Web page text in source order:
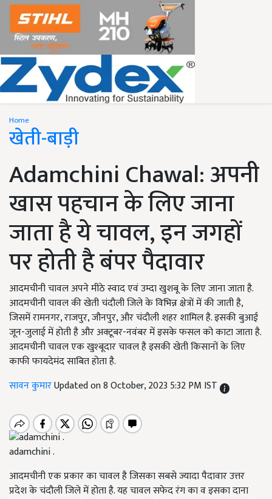
Home
खेती-बाड़ी
Adamchini Chawal: अपनी
खास पहचान के लिए जाना
जाता है ये चावल, इन जगहों
पर होती है बंपर पैदावार
आदमचीनी चावल अपने मीठे स्वाद एवं उम्दा खुशबू के लिए जाना जाता है.
आदमचीनी चावल की खेती चंदौली जिले के विभिन्न क्षेत्रों में की जाती है,
जिसमें रामनगर, राजपुर, जौनपुर, और चंदौली शहर शामिल है. इसकी बुआई
जून-जुलाई में होती है और अक्टूबर-नवंबर में इसके फसल को काटा जाता है.
आदमचीनी चावल एक खुश्बूदार चावल है इसकी खेती किसानों के लिए
काफी फायदेमंद साबित होता है.
सावन कुमारUpdated on 8 October, 2023 5:32 PM IST
adamchini .
आदमचीनी एक प्रकार का चावल है जिसका सबसे ज्यादा पैदावार उत्तर
प्रदेश के चंदौली जिले में होता है. यह चावल सफेद रंग का व इसका दाना